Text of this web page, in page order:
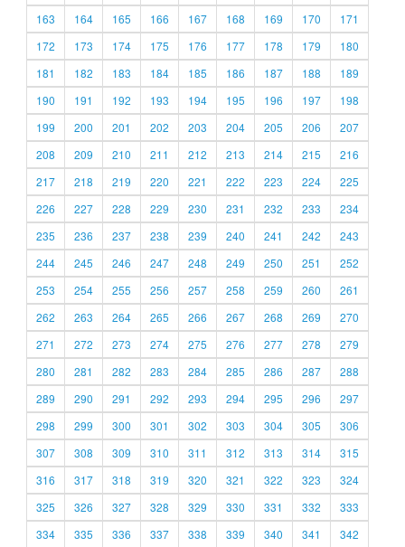
163
164 165 166 167 168 169 170
171
172
173 174 175 176 177 178 179
180
181
182 183 184 185 186 187 188
189
190
191 192 193 194 195 196 197
198
199
200 201 202 203 204 205 206
207
208
209 210 211 212 213 214 215
216
217
218 219 220 221 222 223 224
225
226
227 228 229 230 231 232 233
234
235
236 237 238 239 240 241 242
243
244
245 246 247 248 249 250 251
252
253
254 255 256 257 258 259 260
261
262
263 264 265 266 267 268 269
270
271
272 273 274 275 276 277 278
279
280
281 282 283 284 285 286 287
288
289
290 291 292 293 294 295 296
297
298
299 300 301 302 303 304 305
306
307
308 309 310 311 312 313 314
315
316
317 318 319 320 321 322 323
324
325
326 327 328 329 330 331 332
333
334
335 336 337 338 339 340 341 342